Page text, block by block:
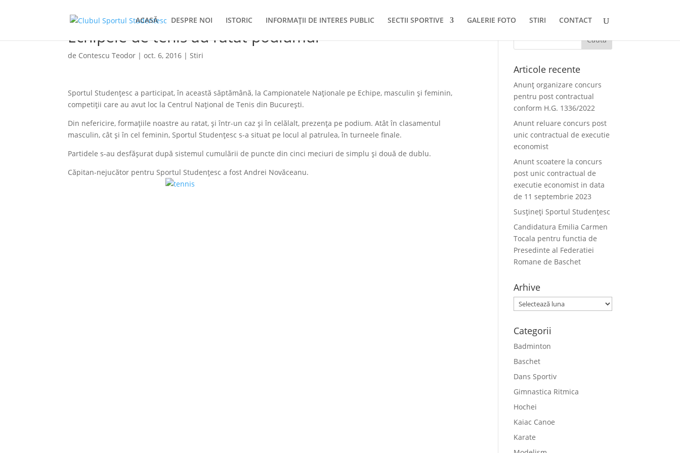
ACASĂ DESPRE NOI ISTORIC INFORMAȚII DE INTERES PUBLIC SECTII SPORTIVE GALERIE FOTO STIRI CONTACT
Echipele de tenis au ratat podiumul
de Contescu Teodor |oct. 6, 2016 |Stiri
Sportul Studențesc a participat, în această săptămână, la Campionatele Naționale pe Echipe, masculin și feminin,
competiții care au avut loc la Centrul Național de Tenis din București.
Din nefericire, formațiile noastre au ratat, și într-un caz și în celălalt, prezența pe podium. Atât în clasamentul
masculin, cât și în cel feminin, Sportul Studențesc s-a situat pe locul al patrulea, în turneele finale.
Partidele s-au desfășurat după sistemul cumulării de puncte din cinci meciuri de simplu și două de dublu.
Căpitan-nejucător pentru Sportul Studențesc a fost Andrei Novăceanu.
Articole recente
Anunț organizare concurs
pentru post contractual
conform H.G. 1336/2022
Anunt reluare concurs post
unic contractual de executie
economist
Anunt scoatere la concurs
post unic contractual de
executie economist in data
de 11 septembrie 2023
Susțineți Sportul Studențesc
Candidatura Emilia Carmen
Tocala pentru functia de
Presedinte al Federatiei
Romane de Baschet
Arhive
Arhive
Categorii
Badminton
Baschet
Dans Sportiv
Gimnastica Ritmica
Hochei
Kaiac Canoe
Karate